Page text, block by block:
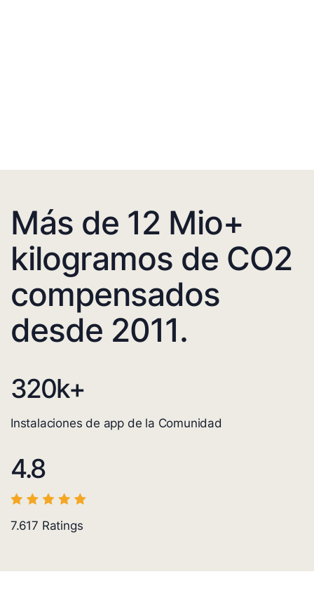
Más de 12 Mio+
kilogramos de CO2
compensados
desde 2011.
320k+
Instalaciones de app de la Comunidad
4.8
7.617 Ratings